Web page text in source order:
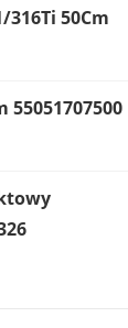
316Ti 50Cm
55051707500